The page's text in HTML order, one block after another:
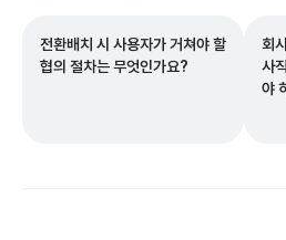
전환배치 시 사용자가 거쳐야 할
협의 절차는 무엇인가요?
회
사
야